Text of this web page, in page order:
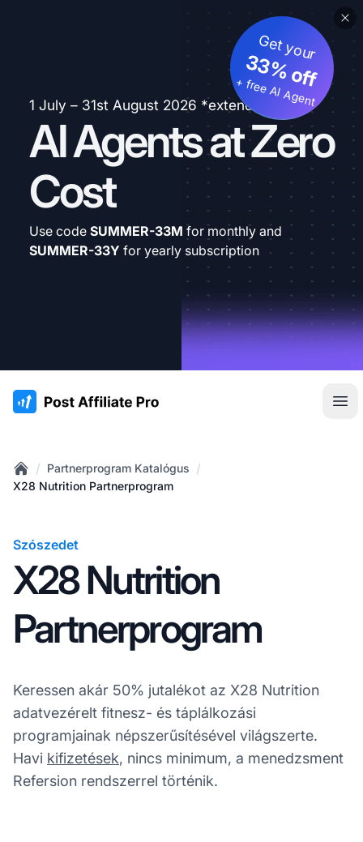
1 July – 31st August 2026 *extended
AI Agents at Zero
Cost
Get your
33% off
+ free AI Agent
Use code SUMMER-33M for monthly and
SUMMER-33Y for yearly subscription
:site.title
Home
/ Partnerprogram Katalógus /
X28 Nutrition Partnerprogram
Szószedet
X28 Nutrition
Partnerprogram
Keressen akár 50% jutalékot az X28 Nutrition
adatvezérelt fitnesz- és táplálkozási
programjainak népszerűsítésével világszerte.
Havi kifizetések, nincs minimum, a menedzsment
Refersion rendszerrel történik.